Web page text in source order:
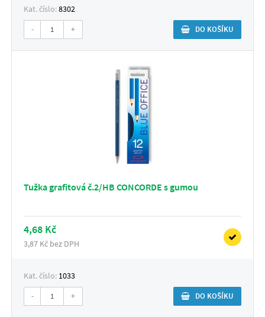
Kat. číslo:8302
- + DO KOŠÍKU
Tužka grafitová č.2/HB CONCORDE s gumou
4,68 Kč
3,87 Kč bez DPH
Kat. číslo: 1033
- + DO KOŠÍKU